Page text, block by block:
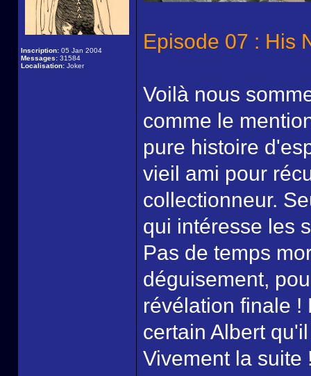
Inscription: 05 Jan 2004
Messages: 31584
Localisation: Joker
Episode 07 : His
Voilà nous
comme le
pure histoire
vieil ami pour
collectionneur.
qui intéresse les
Pas de temps
déguisement,
révélation finale !
certain Albert
Vivement la suite